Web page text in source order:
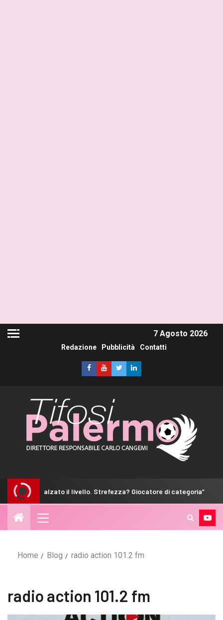
7 Agosto 2026
Redazione Pubblicità Contatti
alzato il livello. Strefezza? Giocatore di categoria”
Home Blog radio action 101.2 fm
radio action 101.2 fm